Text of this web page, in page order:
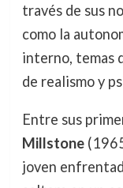
través de sus
como la
interno, temas
de realismo y
Entre sus
Millstone
joven